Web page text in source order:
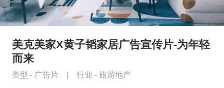
美克美家X黄子韬家居广告宣传片-为年轻
而来
类型 - 广告片 行业 - 旅游地产